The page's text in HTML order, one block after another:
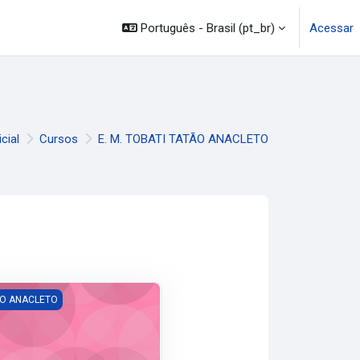
Português - Brasil ‎(pt_br)‎ Acessar
Cursos E. M. TOBATI TATÃO ANACLETO
FUNDAMENTAL
ANACLETO